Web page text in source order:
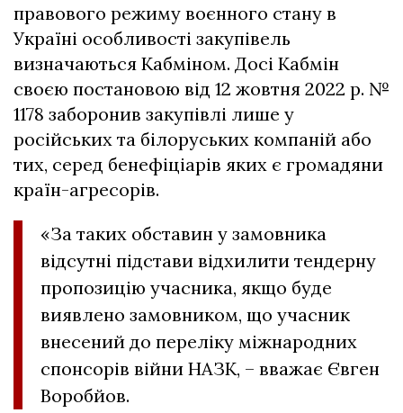
правового режиму воєнного стану в
Україні особливості закупівель
визначаються Кабміном. Досі Кабмін
своєю постановою від 12 жовтня 2022 р. №
1178 заборонив закупівлі лише у
російських та білоруських компаній або
тих, серед бенефіціарів яких є громадяни
країн-агресорів.
«За таких обставин у замовника
відсутні підстави відхилити тендерну
пропозицію учасника, якщо буде
виявлено замовником, що учасник
внесений до переліку міжнародних
спонсорів війни НАЗК, – вважає Євген
Воробйов.